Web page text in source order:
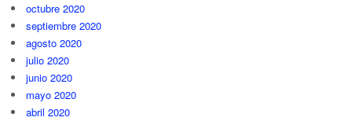
octubre 2020
septiembre 2020
agosto 2020
julio 2020
junio 2020
mayo 2020
abril 2020